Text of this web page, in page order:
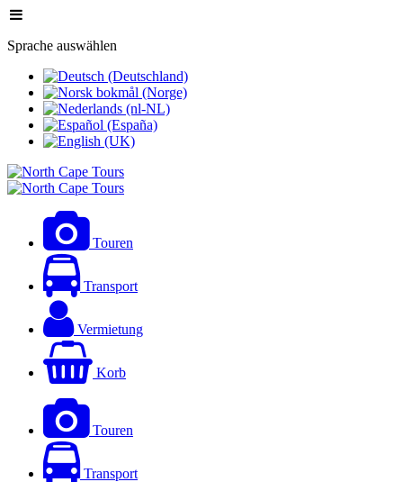
Sprache auswählen
Touren
Transport
Vermietung
Korb
Touren
Transport